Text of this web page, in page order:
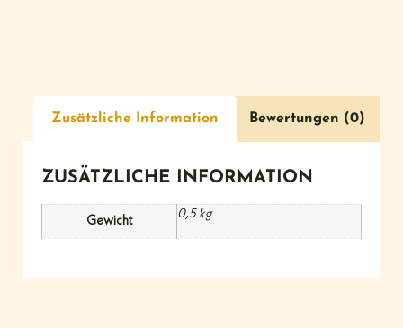
Zusätzliche Information Bewertungen (0)
ZUSÄTZLICHE INFORMATION
Gewicht
0,5 kg